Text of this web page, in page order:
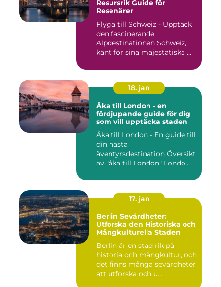
Resursrik Guide för
Resenärer
Flyga till Schweiz - Upptäck
den fascinerande
Alpdestinationen Schweiz,
känt för sina majestätiska ...
18. jan
Åka till London - en
fördjupande guide för dig
som vill upptäcka staden
Åka till London - En guide till
din nästa
äventyrsdestination Översikt
av "åka till London" Londo...
17. jan
Berlin Sevärdheter:
Utforska den Historiska och
Mångkulturella Staden
Berlin är en stad rik på
historia och mångkultur, och
det finns många sevärdheter
att utforska och u...